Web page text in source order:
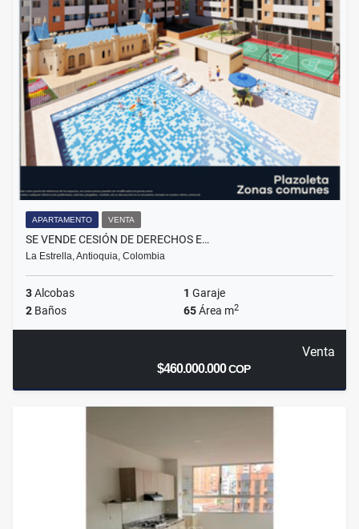
APARTAMENTO VENTA
SE VENDE CESIÓN DE DERECHOS E…
La Estrella, Antioquia, Colombia
3Alcobas 1 Garaje
2 Baños 65Área m2
Venta
$460.000.000COP